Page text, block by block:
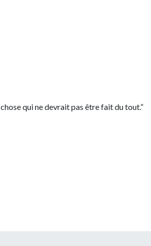
qui ne devrait pas être fait du tout.”